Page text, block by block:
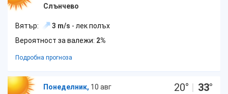
Слънчево
Вятър: 3 m/s - лек полъх
Вероятност за валежи: 2%
Подробна прогноза
Понеделник, 10 авг
20° | 33°